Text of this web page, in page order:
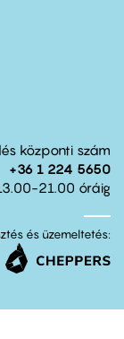
központi szám
+36 1 224 5650
21.00 óráig
és üzemeltetés: